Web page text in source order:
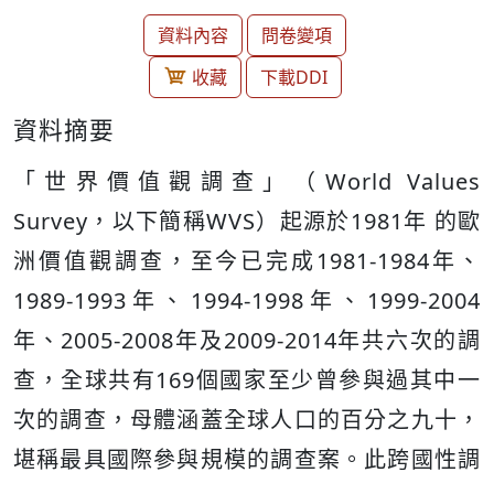
資料內容
問卷變項
收藏
下載DDI
資料摘要
「世界價值觀調查」（World Values
Survey，以下簡稱WVS）起源於1981年 的歐
洲價值觀調查，至今已完成1981-1984年、
1989-1993年、1994-1998年、1999-2004
年、2005-2008年及2009-2014年共六次的調
查，全球共有169個國家至少曾參與過其中一
次的調查，母體涵蓋全球人口的百分之九十，
堪稱最具國際參與規模的調查案。此跨國性調